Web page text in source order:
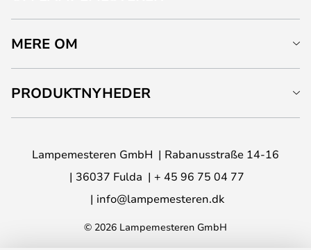
MERE OM
PRODUKTNYHEDER
Lampemesteren GmbH
Rabanusstraße 14-16
36037 Fulda
+ 45 96 75 04 77
info@lampemesteren.dk
© 2026 Lampemesteren GmbH